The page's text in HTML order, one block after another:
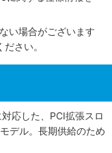
い場合がございます
さい。
応した、PCI拡張スロ
デル。長期供給のため